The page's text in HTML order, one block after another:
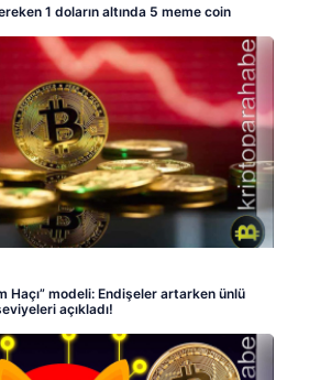
1 doların altında 5 meme coin
Haçı” modeli: Endişeler artarken ünlü
açıkladı!